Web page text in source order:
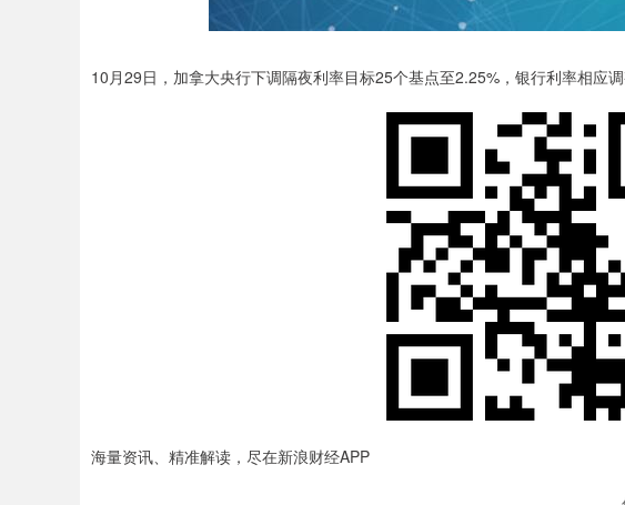
10月29日，加拿大央行下调隔夜利率目标25个基点至2.25%，银行利率相应
海量资讯、精准解读，尽在新浪财经APP